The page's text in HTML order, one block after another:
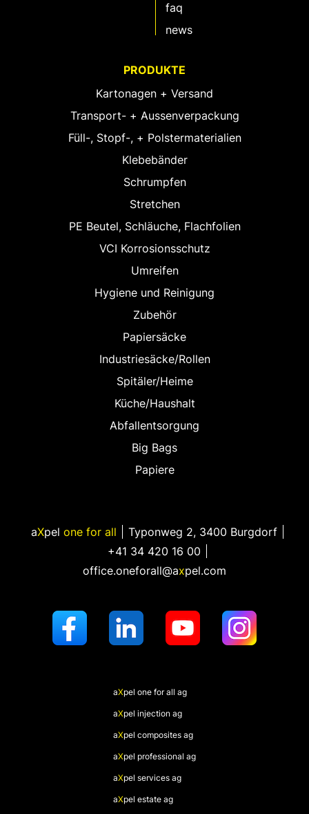
faq
news
PRODUKTE
Kartonagen + Versand
Transport- + Aussenverpackung
Füll-, Stopf-, + Polstermaterialien
Klebebänder
Schrumpfen
Stretchen
PE Beutel, Schläuche, Flachfolien
VCI Korrosionsschutz
Umreifen
Hygiene und Reinigung
Zubehör
Papiersäcke
Industriesäcke/Rollen
Spitäler/Heime
Küche/Haushalt
Abfallentsorgung
Big Bags
Papiere
aXpel one for all Typonweg 2, 3400 Burgdorf
+41 34 420 16 00
office.oneforall@axpel.com
aXpel one for all ag
aXpel injection ag
aXpel composites ag
aXpel professional ag
aXpel services ag
aXpel estate ag